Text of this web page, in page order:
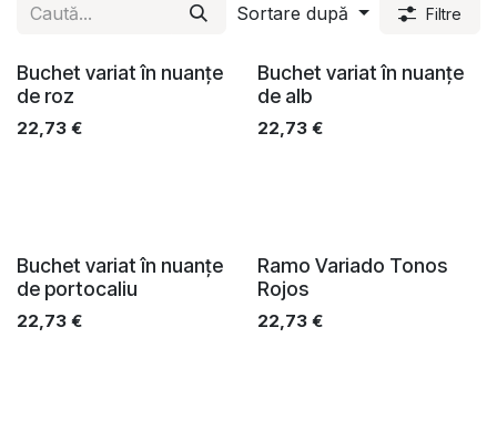
Sortare după Filtre
Buchet variat în nuanțe
de roz
22,73 €
Buchet variat în nuanțe
de alb
22,73€
Buchet variat în nuanțe
de portocaliu
22,73 €
Ramo Variado Tonos
Rojos
22,73€